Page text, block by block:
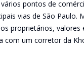
pontos de
vias de São
proprietários,
com um corretor da